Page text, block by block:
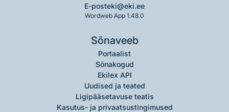
E-posteki@eki.ee
Wordweb App 1.48.0
Sõnaveeb
Portaalist
Sõnakogud
Ekilex API
Uudised ja teated
Ligipääsetavuse teatis
Kasutus- ja privaatsustingimused